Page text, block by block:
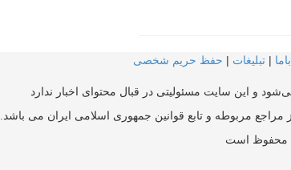
| تبلیغات | حفظ حریم شخصی
و این سایت مسئولیتی در قبال محتوای اخبار ندارد
مربوطه و تابع قوانین جمهوری اسلامی ایران می باشد.
محفوظ است